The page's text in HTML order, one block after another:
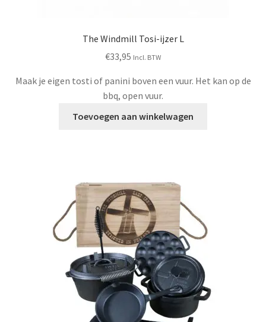
The Windmill Tosi-ijzer L
€33,95 Incl. BTW
Maak je eigen tosti of panini boven een vuur. Het kan op de
bbq, open vuur.
Toevoegen aan winkelwagen